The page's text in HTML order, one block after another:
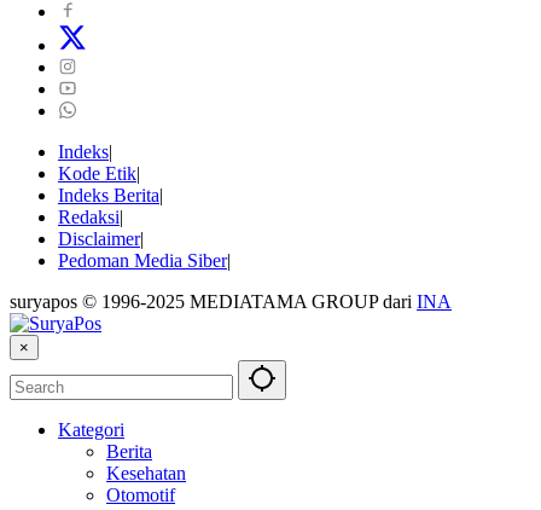
Indeks
Kode Etik
Indeks Berita
Redaksi
Disclaimer
Pedoman Media Siber
suryapos © 1996-2025 MEDIATAMA GROUP dari INA
×
Kategori
Berita
Kesehatan
Otomotif